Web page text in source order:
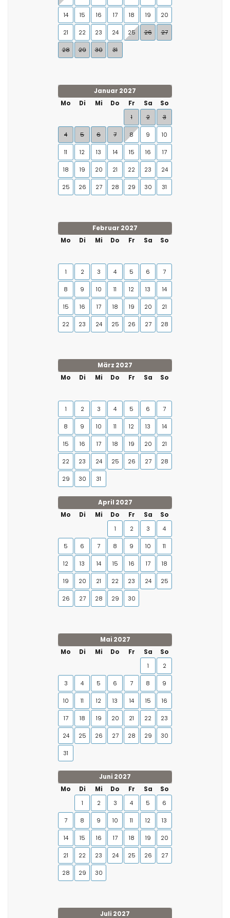
14 15 16 17 18 19 20
21 22 23 24 25 26 27
28 29 30 31
Januar 2027
Mo
Di Mi Do Fr Sa
So
1
2 3
4 5 6 7 8 9 10
11 12 13 14 15 16 17
18 19 20 21 22 23 24
25 26 27 28 29 30 31
Februar 2027
Mo
Di Mi Do Fr Sa So
1 2 3 4 5 6 7
8 9 10 11 12 13 14
15 16 17 18 19 20 21
22 23 24 25 26 27 28
März 2027
Mo
Di Mi Do Fr Sa So
1 2 3 4 5 6 7
8 9 10 11 12 13 14
15 16 17 18 19 20 21
22 23 24 25 26 27 28
29 30 31
April 2027
Mo
Di Mi Do Fr Sa
So
1
2 3 4
5 6 7 8 9 10 11
12 13 14 15 16 17 18
19 20 21 22 23 24 25
26 27 28 29 30
Mai 2027
Mo
Di Mi Do Fr Sa
So
1
2
3 4 5 6 7 8 9
10 11 12 13 14 15 16
17 18 19 20 21 22 23
24 25 26 27 28 29 30
31
Juni 2027
Mo
Di Mi Do Fr Sa
So
1
2 3 4 5 6
7 8 9 10 11 12 13
14 15 16 17 18 19 20
21 22 23 24 25 26 27
28 29 30
Juli 2027